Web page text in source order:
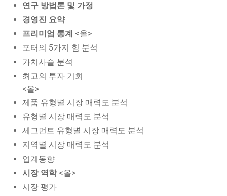
연구 방법론 및 가정
경영진 요약
프리미엄 통계 <올>
포터의 5가지 힘 분석
가치사슬 분석
최고의 투자 기회
<올>
제품 유형별 시장 매력도 분석
유형별 시장 매력도 분석
세그먼트 유형별 시장 매력도 분석
지역별 시장 매력도 분석
업계동향
시장 역학<올>
시장 평가